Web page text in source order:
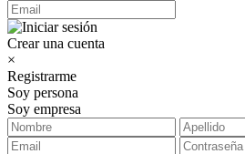
Crear una cuenta
×
Registrarme
Soy persona
Soy empresa